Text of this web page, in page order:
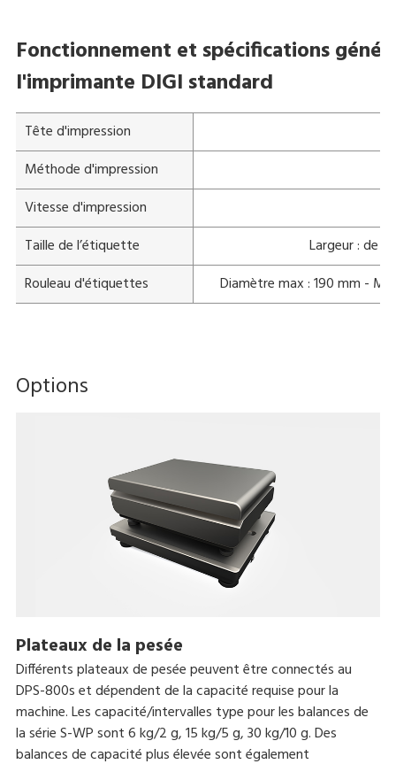
Fonctionnement et spécifications
l'imprimante DIGI standard
Tête d'impression
Méthode d'impression
Vitesse d'impression
Taille de l’étiquette
Largeur : de
Rouleau d'étiquettes
Diamètre max : 190 mm -
Options
Plateaux de la pesée
Différents plateaux de pesée peuvent être connectés au
DPS-800s et dépendent de la capacité requise pour la
machine. Les capacité/intervalles type pour les balances de
la série S-WP sont 6 kg/2 g, 15 kg/5 g, 30 kg/10 g. Des
balances de capacité plus élevée sont également